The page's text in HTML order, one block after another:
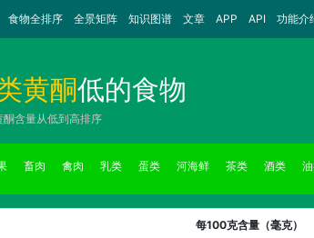
食物全排序 全景矩阵 知识图谱 文章 APP API 功能介
黄酮低的食物
酮含量从低到高排序
畜肉 禽肉 乳类 蛋类 河海鲜 茶类 酒类
每100克含量（毫克）